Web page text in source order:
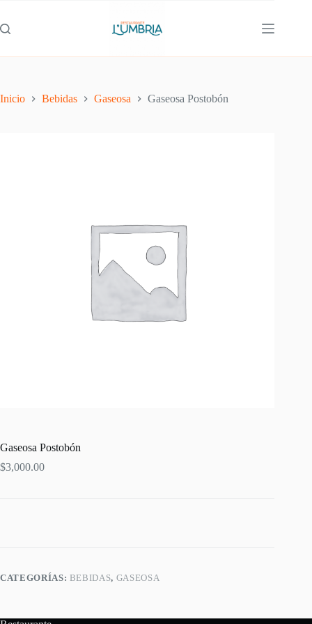
Inicio Bebidas Gaseosa Gaseosa Postobón
Gaseosa Postobón
$3,000.00
CATEGORÍAS: BEBIDAS, GASEOSA